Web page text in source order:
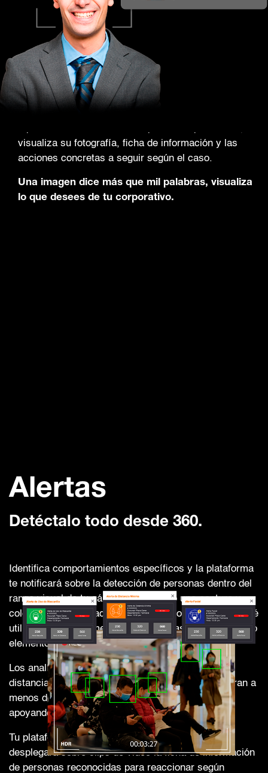
podrás observar en tiempo real a cada individuo
presente en tus instalaciones. Con la función de
detección de rostros, al cargar fotografías integradas
a una lista blanca o negra, la plataforma las
identificará sobre el video en tiempo real y cada que
se detecte ese rostro serás notificado para accionar
el protocolo aplicable. Identifica desde clientes
visualiza su fotografía, ficha de información y las
acciones concretas a seguir según el caso.
Una imagen dice más que mil palabras, visualiza
lo que desees de tu corporativo.
Alertas
Detéctalo todo desde 360.
Identifica comportamientos específicos y la plataforma
te notificará sobre la detección de personas dentro del
rango visual de tu cámara, realizando una captura y
colocando un marcador sobre el rostro de quien no esté
utilizando correctamente el cubrebocas o cualquier otro
elemento de protección.
Los analíticos cuentan con la detección de
distanciamiento social, identificando si se encuentran a
menos de 2 metros de distancia entre personas,
apoyando las estrategias de prevención.
Tu plataforma es tan inteligente que analizará y
desplegará sobre clips de video la ficha de información
de personas reconocidas para reaccionar según